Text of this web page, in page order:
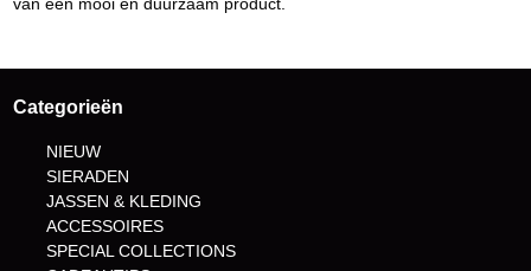
Categorieën
NIEUW
SIERADEN
JASSEN & KLEDING
ACCESSOIRES
SPECIAL COLLECTIONS